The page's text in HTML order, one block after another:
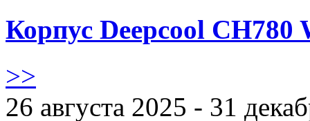
Корпус Deepcool CH780
>>
26 августа 2025 - 31